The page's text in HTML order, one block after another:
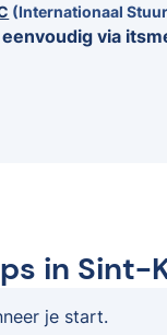
(Internationaal
eenvoudig via
in Sint-
je start.